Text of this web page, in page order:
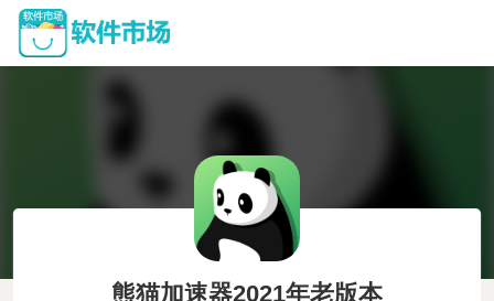
熊猫加速器2021年老版本